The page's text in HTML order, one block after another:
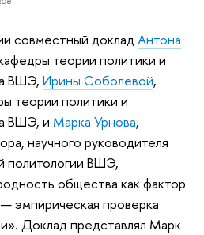
совместный доклад Антона
теории политики и
ВШЭ, Ирины Соболевой,
теории политики и
ВШЭ, и Марка Урнова,
научного руководителя
политологии ВШЭ,
общества как фактор
эмпирическая проверка
Доклад представлял Марк